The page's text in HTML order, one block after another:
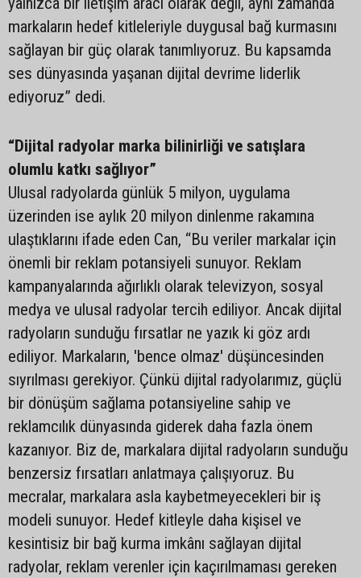
markaların hedef kitleleriyle duygusal bağ kurmasını
sağlayan bir güç olarak tanımlıyoruz. Bu kapsamda
ses dünyasında yaşanan dijital devrime liderlik
ediyoruz” dedi.
“Dijital radyolar marka bilinirliği ve satışlara
olumlu katkı sağlıyor”
Ulusal radyolarda günlük 5 milyon, uygulama
üzerinden ise aylık 20 milyon dinlenme rakamına
ulaştıklarını ifade eden Can, “Bu veriler markalar için
önemli bir reklam potansiyeli sunuyor. Reklam
kampanyalarında ağırlıklı olarak televizyon, sosyal
medya ve ulusal radyolar tercih ediliyor. Ancak dijital
radyoların sunduğu fırsatlar ne yazık ki göz ardı
ediliyor. Markaların, 'bence olmaz' düşüncesinden
sıyrılması gerekiyor. Çünkü dijital radyolarımız, güçlü
bir dönüşüm sağlama potansiyeline sahip ve
reklamcılık dünyasında giderek daha fazla önem
kazanıyor. Biz de, markalara dijital radyoların sunduğu
benzersiz fırsatları anlatmaya çalışıyoruz. Bu
mecralar, markalara asla kaybetmeyecekleri bir iş
modeli sunuyor. Hedef kitleyle daha kişisel ve
kesintisiz bir bağ kurma imkânı sağlayan dijital
radyolar, reklam verenler için kaçırılmaması gereken